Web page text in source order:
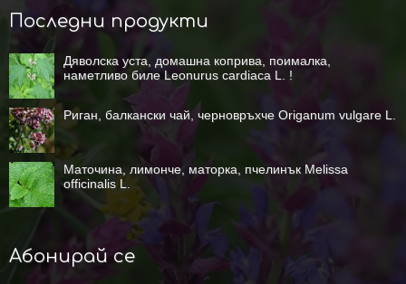
Последни продукти
Дяволска уста, домашна коприва, поималка,
наметливо биле Leonurus cardiaca L. !
Риган, балкански чай, черновръхче Origanum vulgare L.
Маточина, лимонче, маторка, пчелинък Melissa
officinalis L.
Абонирай се